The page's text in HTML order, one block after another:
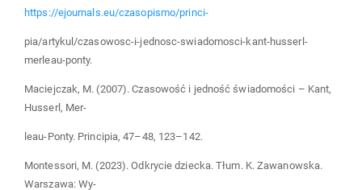
https://ejournals.eu/czasopismo/princi-
pia/artykul/czasowosc-i-jednosc-swiadomosci-kant-husserl-
merleau-ponty.
Maciejczak, M. (2007). Czasowość i jedność świadomości – Kant,
Husserl, Mer-
leau-Ponty. Principia, 47–48, 123–142.
Montessori, M. (2023). Odkrycie dziecka. Tłum. K. Zawanowska.
Warszawa: Wy-